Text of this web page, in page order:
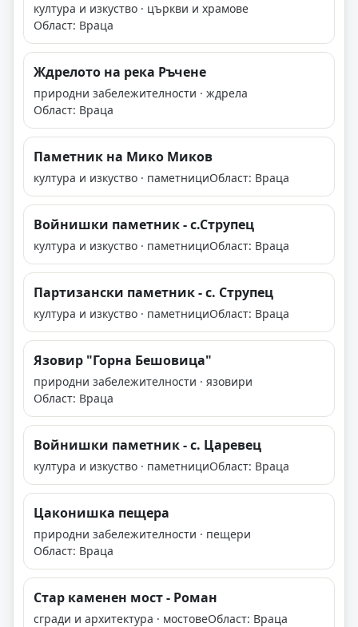
култура и изкуство · църкви и храмове
Област: Враца
Ждрелото на река Ръчене
природни забележителности · ждрела
Област: Враца
Паметник на Мико Миков
култура и изкуство · паметнициОбласт: Враца
Войнишки паметник - с.Струпец
култура и изкуство · паметнициОбласт: Враца
Партизански паметник - с. Струпец
култура и изкуство · паметнициОбласт: Враца
Язовир "Горна Бешовица"
природни забележителности · язовири
Област: Враца
Войнишки паметник - с. Царевец
култура и изкуство · паметнициОбласт: Враца
Цаконишка пещера
природни забележителности · пещери
Област: Враца
Стар каменен мост - Роман
сгради и архитектура · мостовеОбласт: Враца